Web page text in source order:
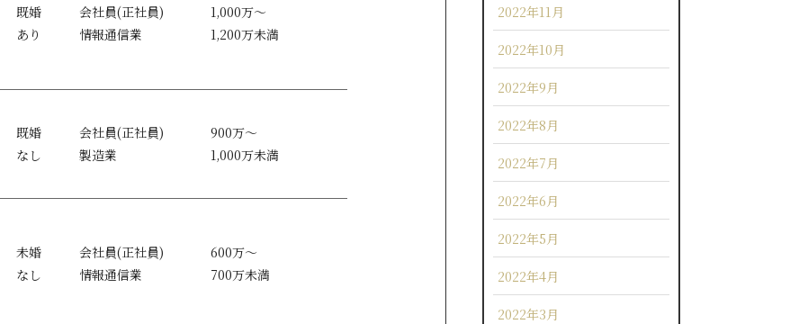
既婚
あり
会社員(正社員)
情報通信業
1,000万～
1,200万未満
既婚
なし
会社員(正社員)
製造業
900万～
1,000万未満
未婚
なし
会社員(正社員)
情報通信業
600万～
700万未満
2022年11月
2022年10月
2022年9月
2022年8月
2022年7月
2022年6月
2022年5月
2022年4月
2022年3月